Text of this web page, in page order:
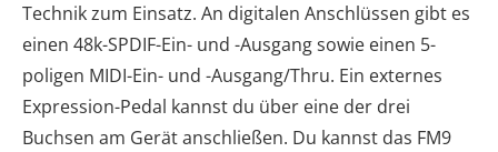
Technik zum Einsatz. An digitalen Anschlüssen gibt es
einen 48k-SPDIF-Ein- und -Ausgang sowie einen 5-
poligen MIDI-Ein- und -Ausgang/Thru. Ein externes
Expression-Pedal kannst du über eine der drei
Buchsen am Gerät anschließen. Du kannst das FM9